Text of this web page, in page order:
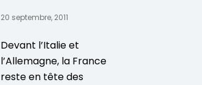
20 septembre, 2011
Devant l’Italie et
l’Allemagne, la France
reste en tête des